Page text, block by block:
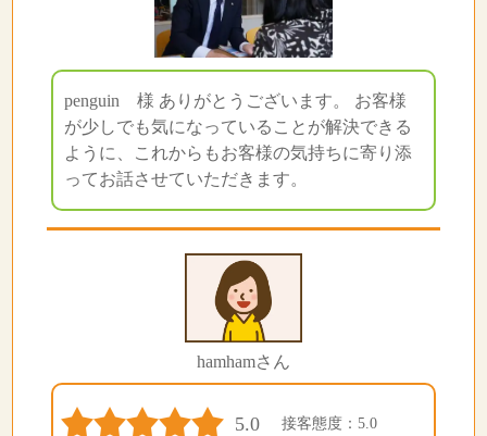
penguin 様 ありがとうございます。 お客様
が少しでも気になっていることが解決できる
ように、これからもお客様の気持ちに寄り添
ってお話させていただきます。
hamhamさん
5.0
接客態度：5.0